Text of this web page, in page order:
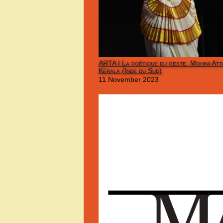
ARTA I La poétique du geste. Mohini
Kérala (Inde du Sud)
11 November 2023